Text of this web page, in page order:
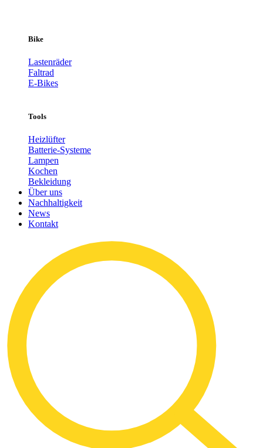
Bike
Lastenräder
Faltrad
E-Bikes
Tools
Heizlüfter
Batterie-Systeme
Lampen
Kochen
Bekleidung
Über uns
Nachhaltigkeit
News
Kontakt